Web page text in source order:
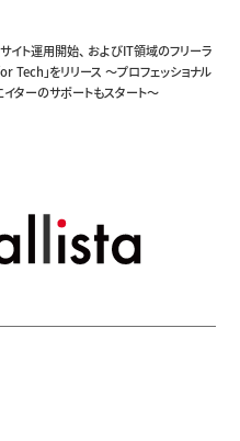
イト運用開始、 およびIT領域のフリーラ
Tech」をリリース ～プロフェッショナル
ターのサポートもスタート～